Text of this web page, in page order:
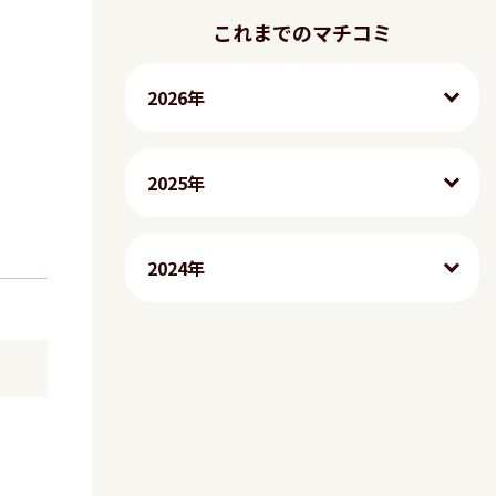
これまでのマチコミ
2026年
2025年
2024年